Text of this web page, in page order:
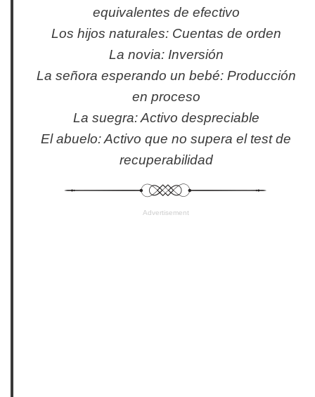
equivalentes de efectivo
Los hijos naturales: Cuentas de orden
La novia: Inversión
La señora esperando un bebé: Producción
en proceso
La suegra: Activo despreciable
El abuelo: Activo que no supera el test de
recuperabilidad
Advertisement